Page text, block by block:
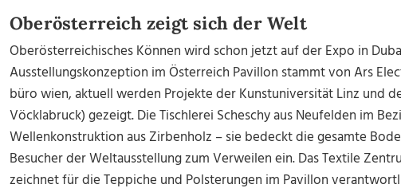
Oberösterreich zeigt sich der Welt
Oberösterreichisches Können wird schon jetzt auf der Expo in
Ausstellungskonzeption im Österreich Pavillon stammt von Ars
büro wien, aktuell werden Projekte der Kunstuniversität Linz und
Vöcklabruck) gezeigt. Die Tischlerei Scheschy aus Neufelden im
Wellenkonstruktion aus Zirbenholz – sie bedeckt die gesamte
Besucher der Weltausstellung zum Verweilen ein. Das Textile
zeichnet für die Teppiche und Polsterungen im Pavillon